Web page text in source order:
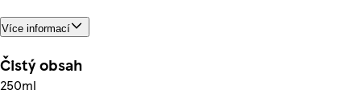
Více informací
Čistý obsah
250ml